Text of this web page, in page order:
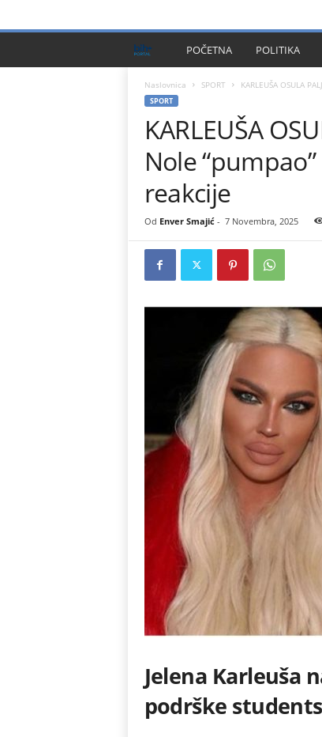
I
H
P
l
u
POČETNA POLITIKA
Naslovnica SPORT KARLEUŠA OSULA
SPORT
KARLEUŠA
Nole
reakcije
Od Enver Smajić- 7 Novembra, 2025
Jelena Karleuša
podrške